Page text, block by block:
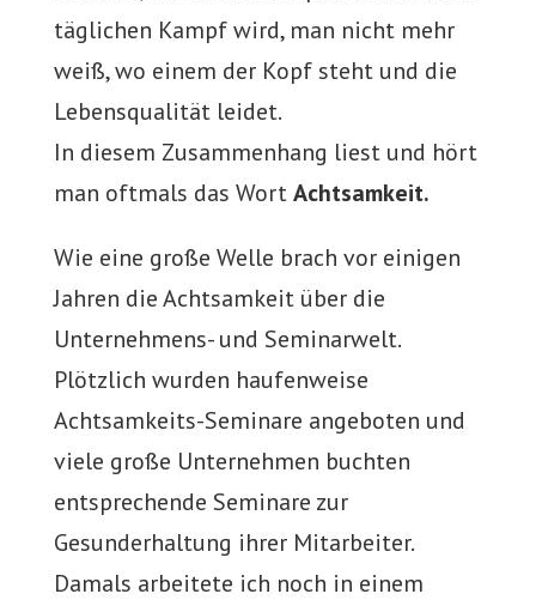
täglichen Kampf wird, man nicht mehr
weiß, wo einem der Kopf steht und die
Lebensqualität leidet.
In diesem Zusammenhang liest und hört
man oftmals das WortAchtsamkeit.
Wie eine große Welle brach vor einigen
Jahren die Achtsamkeit über die
Unternehmens- und Seminarwelt.
Plötzlich wurden haufenweise
Achtsamkeits-Seminare angeboten und
viele große Unternehmen buchten
entsprechende Seminare zur
Gesunderhaltung ihrer Mitarbeiter.
Damals arbeitete ich noch in einem